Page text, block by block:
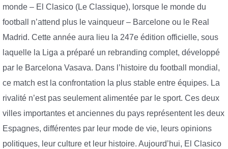
monde – El Clasico (Le Classique), lorsque le monde du
football n’attend plus le vainqueur – Barcelone ou le Real
Madrid. Cette année aura lieu la 247e édition officielle, sous
laquelle la Liga a préparé un rebranding complet, développé
par le Barcelona Vasava. Dans l’histoire du football mondial,
ce match est la confrontation la plus stable entre équipes. La
rivalité n’est pas seulement alimentée par le sport. Ces deux
villes importantes et anciennes du pays représentent les deux
Espagnes, différentes par leur mode de vie, leurs opinions
politiques, leur culture et leur histoire. Aujourd’hui, El Clasico